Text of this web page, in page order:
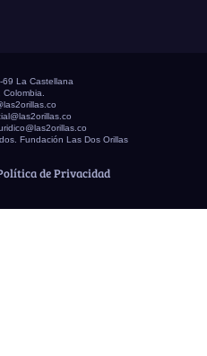
La Castellana
Fundación Las Dos Orillas
de Privacidad